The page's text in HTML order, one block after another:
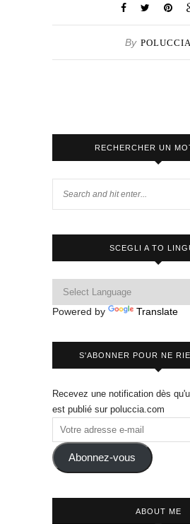
By
RECHERCHER UN
SCEGLI A TO
Powered by Translate
S'ABONNER POUR NE
Recevez une notification dès
est publié sur poluccia.com
Abonnez-vous
ABOUT ME